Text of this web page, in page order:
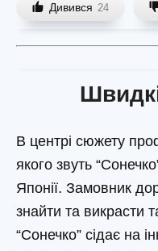
Дивився 24
В центрі сюжету
якого звуть
Японії. Замовник
знайти та викрасти
“Сонечко” сідає на